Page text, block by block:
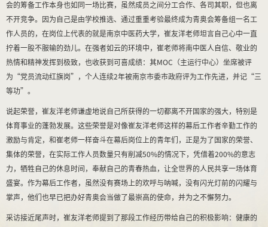
会的筹备工作本身也如同一场比赛，虽然成员之间分工合作、各司其职，但也离
不开竞争。因为自己是由学校推选、通过重重考验最终成为青奥会筹备组一名工
作人员的，在岗位上代表的就是南京中医药大学，崔友洋老师坦言自己心中一直
拧着一股不服输的劲儿。在强者如云的环境中，崔老师将南中医人自信、敬业的
热情和精神发挥到极致，也收获到可喜成绩：其MOC（主运行中心）坐席被评
为“党员流动红旗岗”，个人连续2年被南京市委市政府评为工作先进，并记“三
等功”。
说起荣誉，崔友洋老师谦虚地说自己所获得的一切都离不开国家的强大，特别是
体育事业的蓬勃发展。这些荣誉是对像崔友洋老师这样的幕后工作者辛勤工作的
激励与肯定，和崔老师一样奋斗在幕后岗位上的青年们，正是为了国家的荣誉、
集体的荣誉，在实际工作人员数量只有削减50%的情况下，凭借着200%的意志
力，牺牲自己的休息时间，奉献自己的青春热血，让全世界的人民共享一场体育
盛宴。作为幕后工作者，虽然没有赛场上的欢呼与呐喊，没有闪光灯前的闪耀与
掌声，他们也早已把办好青奥会当做了最崇高的使命，并为之不懈努力。
采访接近尾声时，崔友洋老师提到了那段工作经历带给自己的积极影响：健康的